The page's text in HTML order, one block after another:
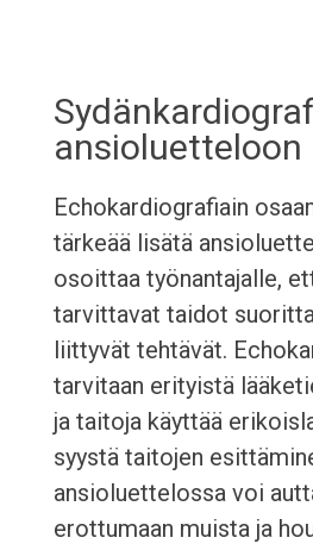
ansioluetteloon
Echokardiografiain
tärkeää lisätä
osoittaa työnantajalle,
tarvittavat taidot
liittyvät tehtävät.
tarvitaan erityistä
ja taitoja käyttää
syystä taitojen
ansioluettelossa voi
erottumaan muista ja